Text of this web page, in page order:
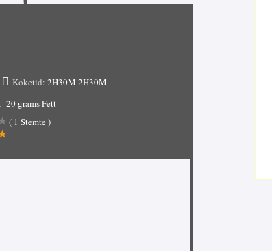
Koketid: 2H30M 2H30M
20 grams Fett
( 1 Stemte )